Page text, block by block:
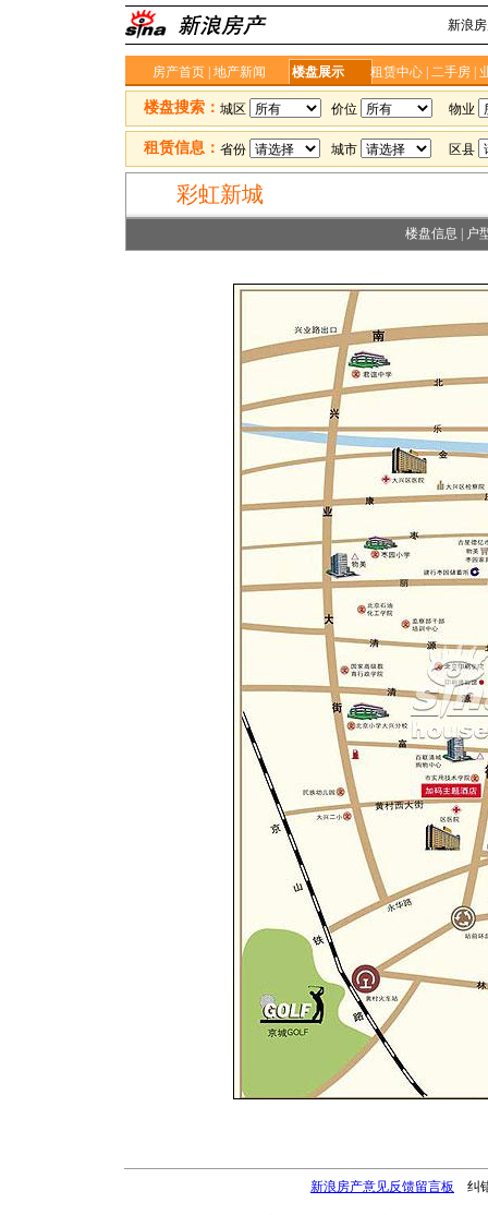
新浪
房产首页 地产新闻 楼盘展示 租赁中心 二手房
楼盘搜索： 城区 价位 物业
租赁信息： 省份 城市 区县
彩虹新城
楼盘信息 户
新浪房产意见反馈留言板 纠